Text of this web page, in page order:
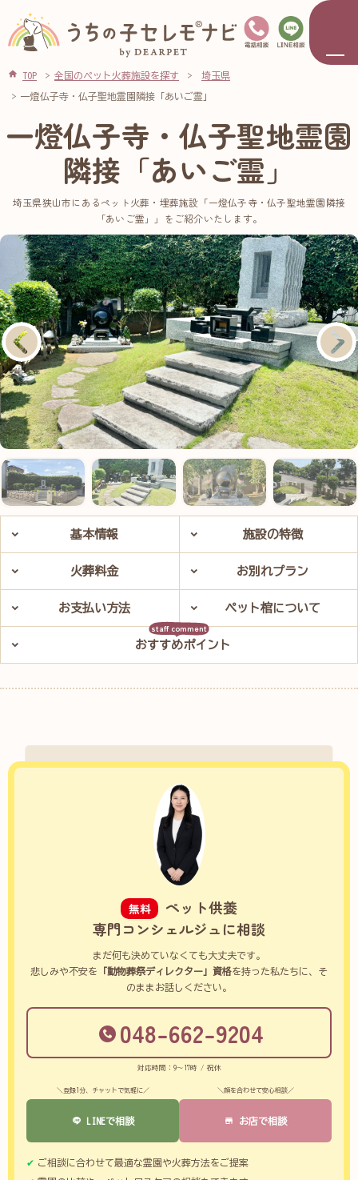
TOP 全国のペット火葬施設を探す 埼玉県
一燈仏子寺・仏子聖地霊園隣接「あいご霊」
一燈仏子寺・仏子聖地霊園
隣接「あいご霊」
埼玉県狭山市にあるペット火葬・埋葬施設「一燈仏子寺・仏子聖地霊園隣接
「あいご霊」」をご紹介いたします。
基本情報 施設の特徴
火葬料金 お別れプラン
お支払い方法 ペット棺について
おすすめポイント
無料
ペット供養
専門コンシェルジュに相談
まだ何も決めていなくても大丈夫です。
悲しみや不安を 「動物葬祭ディレクター」資格を持った私たちに、そ
のままお話しください。
048-662-9204
対応時間：9～17時 / 祝休
＼登録1分、チャットで気軽に／
LINEで相談
＼顔を合わせて安心相談／
お店で相談
ご相談に合わせて最適な霊園や火葬方法をご提案